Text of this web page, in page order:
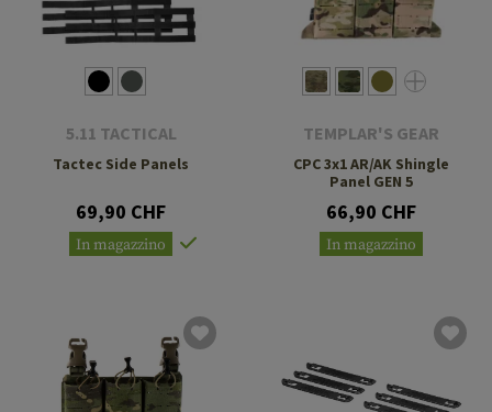
5.11 TACTICAL
Tactec Side Panels
69,90 CHF
In magazzino
TEMPLAR'S GEAR
CPC 3x1 AR/AK Shingle
Panel GEN 5
66,90 CHF
In magazzino